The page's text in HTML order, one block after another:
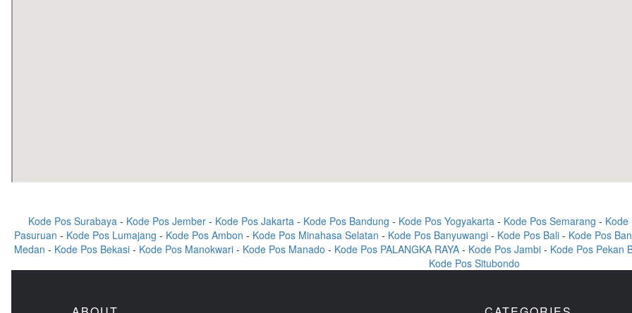
Kode Pos Surabaya - Kode Pos Jember - Kode Pos Jakarta - Kode Pos Bandung - Kode Pos Yogyakarta - Kode Pos Semarang - Kode
Pasuruan - Kode Pos Lumajang - Kode Pos Ambon - Kode Pos Minahasa Selatan - Kode Pos Banyuwangi- Kode Pos Bali- Kode Pos
Medan - Kode Pos Bekasi - Kode Pos Manokwari - Kode Pos Manado - Kode Pos PALANGKA RAYA - Kode Pos Jambi - Kode Pos Pekan
Kode Pos Situbondo